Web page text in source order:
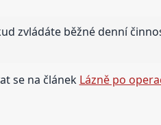
zvládáte běžné denní
se na článek Lázně po